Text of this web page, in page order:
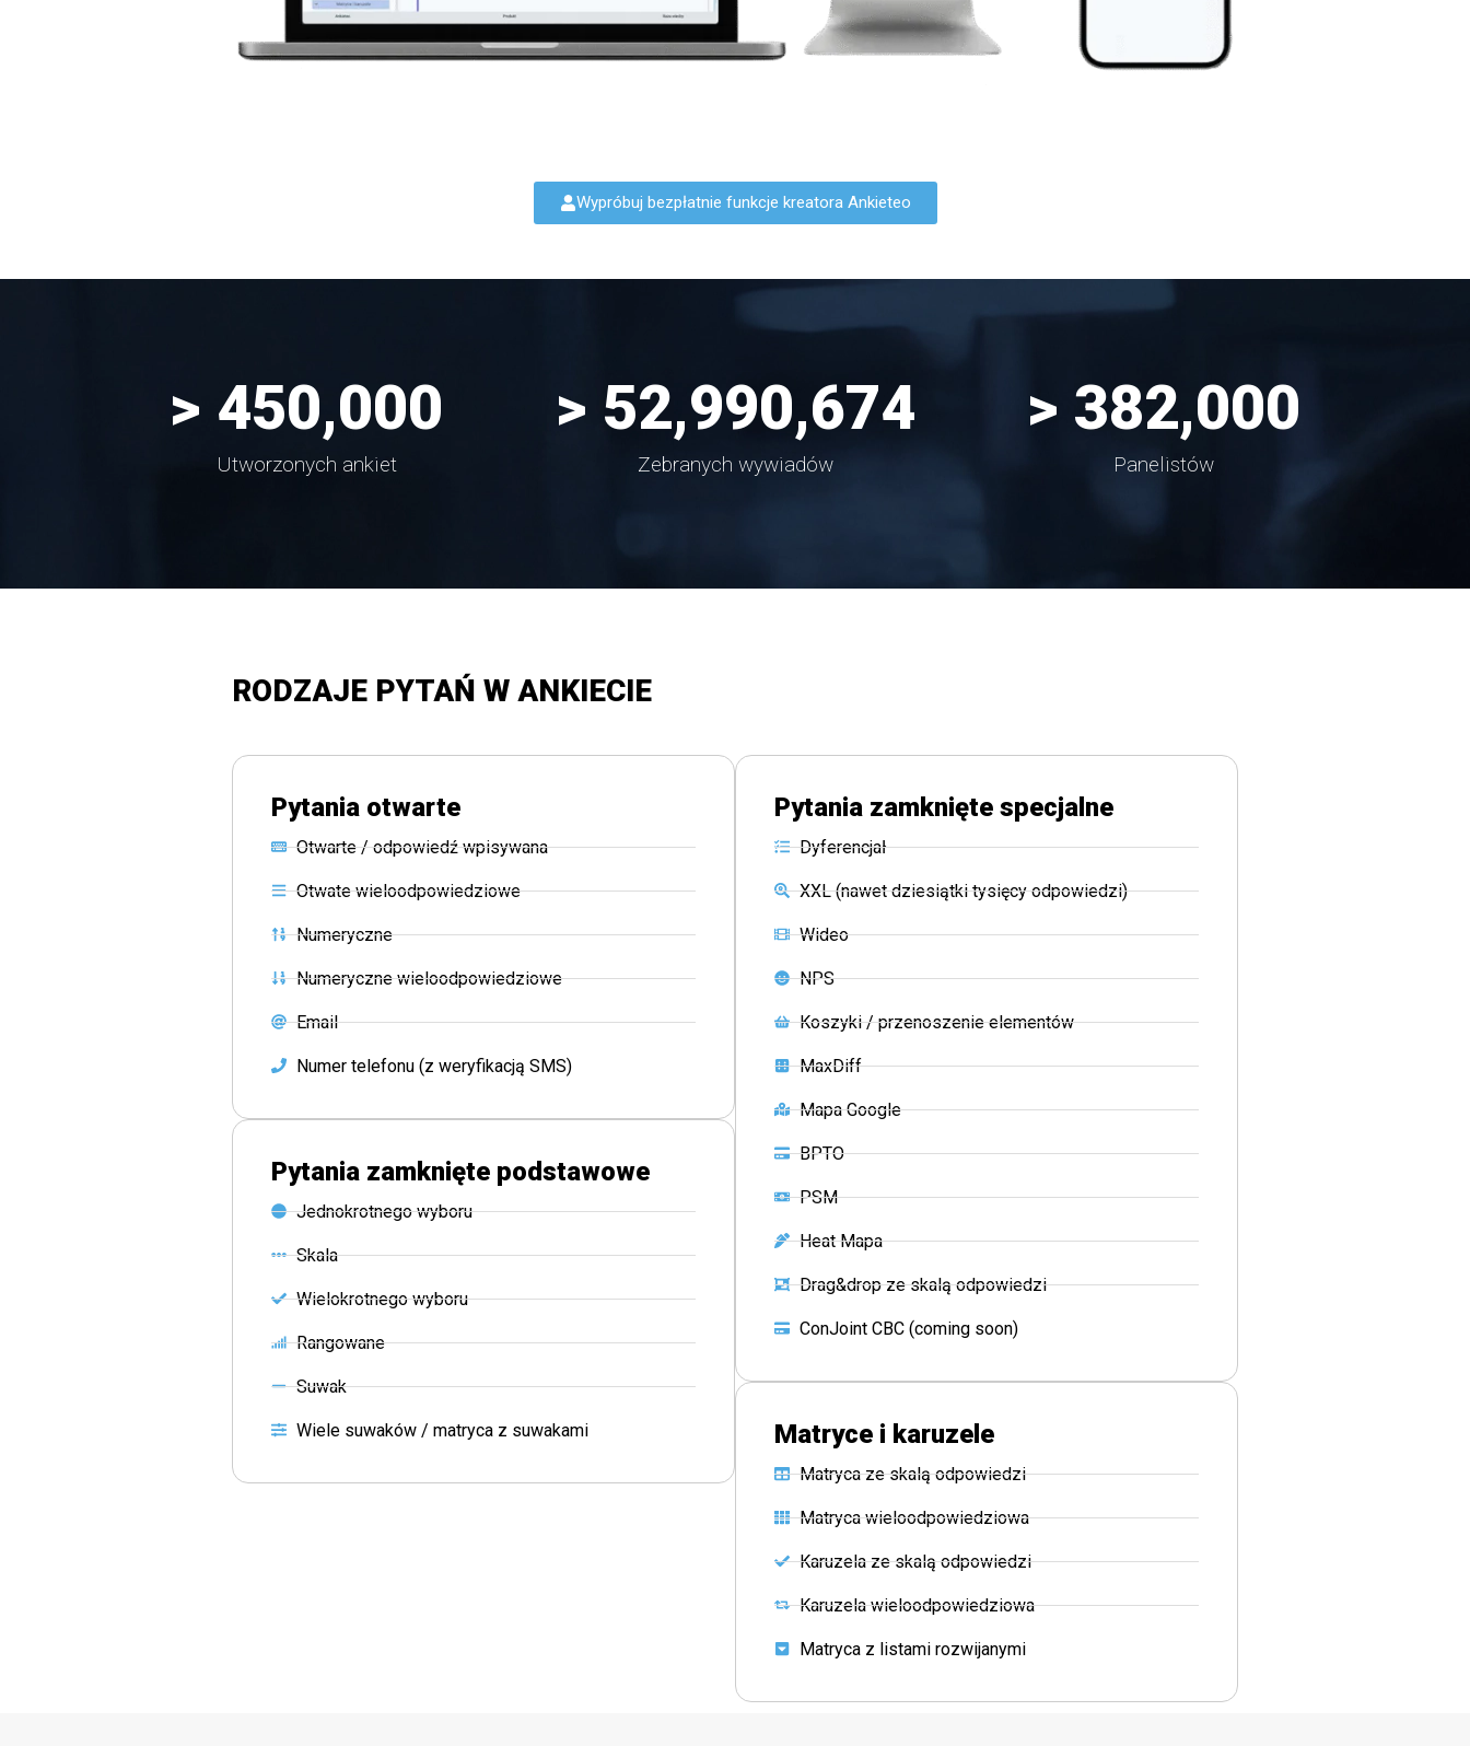
Wypróbuj bezpłatnie funkcje kreatora Ankieteo
Utworzonych ankiet
> 450,000
Zebranych wywiadów
> 64,999,358
Panelistów
> 382,000
RODZAJE PYTAŃ W ANKIECIE
Pytania otwarte
Otwarte / odpowiedź wpisywana
Otwate wieloodpowiedziowe
Numeryczne
Numeryczne wieloodpowiedziowe
Email
Numer telefonu (z weryfikacją SMS)
Pytania zamknięte podstawowe
Jednokrotnego wyboru
Skala
Wielokrotnego wyboru
Rangowane
Suwak
Wiele suwaków / matryca z suwakami
Pytania zamknięte specjalne
Dyferencjał
XXL (nawet dziesiątki tysięcy odpowiedzi)
Wideo
NPS
Koszyki / przenoszenie elementów
MaxDiff
Mapa Google
BPTO
PSM
Heat Mapa
Drag&drop ze skalą odpowiedzi
ConJoint CBC (coming soon)
Matryce i karuzele
Matryca ze skalą odpowiedzi
Matryca wieloodpowiedziowa
Karuzela ze skalą odpowiedzi
Karuzela wieloodpowiedziowa
Matryca z listami rozwijanymi